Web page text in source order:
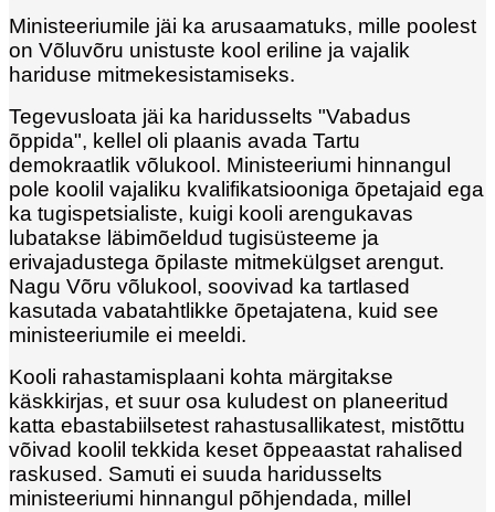
Ministeeriumile jäi ka arusaamatuks, mille poolest
on Võluvõru unistuste kool eriline ja vajalik
hariduse mitmekesistamiseks.
Tegevusloata jäi ka haridusselts "Vabadus
õppida", kellel oli plaanis avada Tartu
demokraatlik võlukool. Ministeeriumi hinnangul
pole koolil vajaliku kvalifikatsiooniga õpetajaid ega
ka tugispetsialiste, kuigi kooli arengukavas
lubatakse läbimõeldud tugisüsteeme ja
erivajadustega õpilaste mitmekülgset arengut.
Nagu Võru võlukool, soovivad ka tartlased
kasutada vabatahtlikke õpetajatena, kuid see
ministeeriumile ei meeldi.
Kooli rahastamisplaani kohta märgitakse
käskkirjas, et suur osa kuludest on planeeritud
katta ebastabiilsetest rahastusallikatest, mistõttu
võivad koolil tekkida keset õppeaastat rahalised
raskused. Samuti ei suuda haridusselts
ministeeriumi hinnangul põhjendada, millel